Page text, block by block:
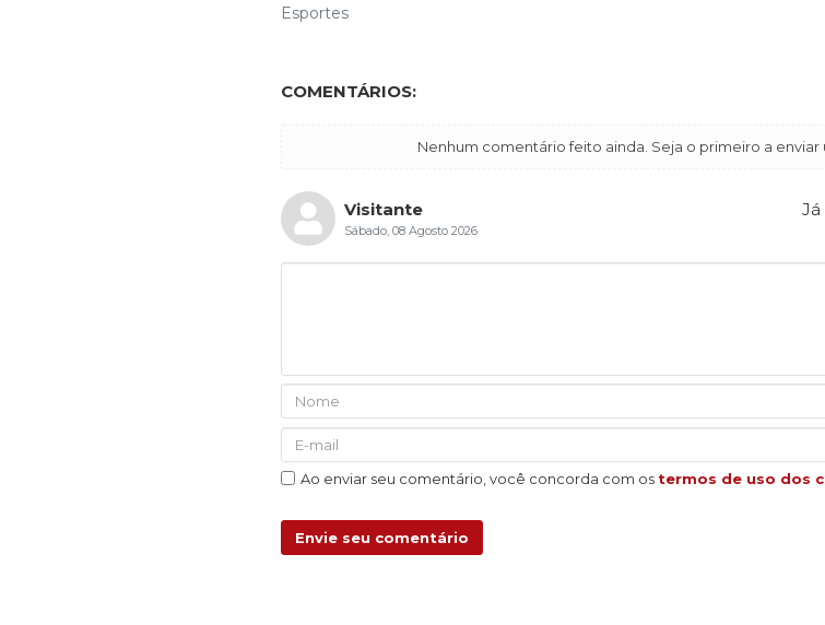
Esportes
COMENTÁRIOS:
Nenhum comentário feito ainda. Seja o primeiro a
Já
Visitante
Sábado, 08 Agosto 2026
Ao enviar seu comentário, você concorda com os termos de uso dos
Envie seu comentário